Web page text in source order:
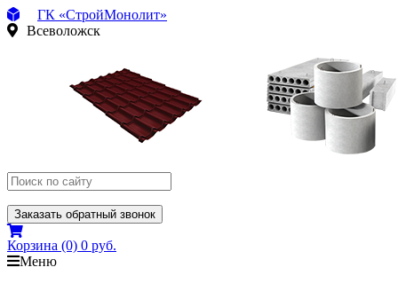
ГК «СтройМонолит»
Всеволожск
Заказать обратный звонок
Корзина (0) 0 руб.
Меню